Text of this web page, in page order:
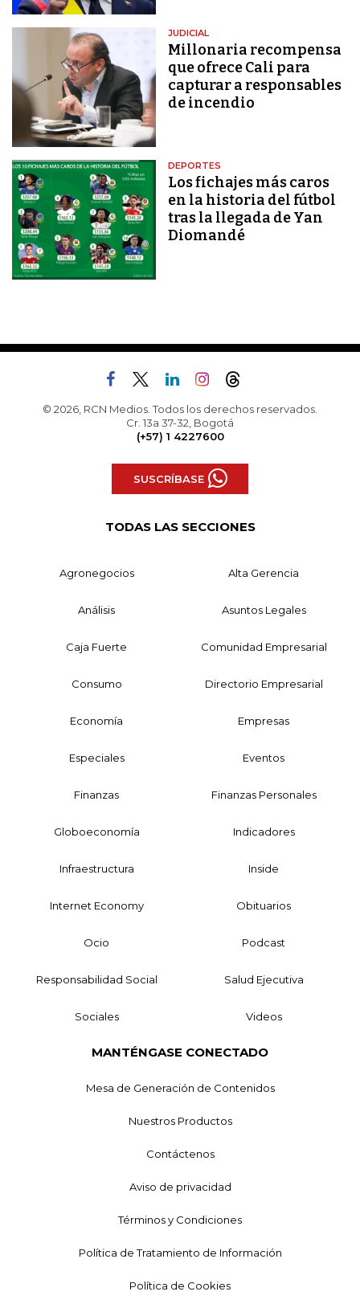
JUDICIAL
Millonaria recompensa
que ofrece Cali para
capturar a responsables
de incendio
DEPORTES
Los fichajes más caros
en la historia del fútbol
tras la llegada de Yan
Diomandé
© 2026, RCN Medios. Todos los derechos reservados.
Cr. 13a 37-32, Bogotá
(+57) 1 4227600
SUSCRÍBASE
TODAS LAS SECCIONES
Agronegocios Alta Gerencia
Análisis Asuntos Legales
Caja Fuerte Comunidad Empresarial
Consumo Directorio Empresarial
Economía Empresas
Especiales Eventos
Finanzas Finanzas Personales
Globoeconomía Indicadores
Infraestructura Inside
Internet Economy Obituarios
Ocio Podcast
Responsabilidad Social Salud Ejecutiva
Sociales Videos
MANTÉNGASE CONECTADO
Mesa de Generación de Contenidos
Nuestros Productos
Contáctenos
Aviso de privacidad
Términos y Condiciones
Política de Tratamiento de Información
Política de Cookies